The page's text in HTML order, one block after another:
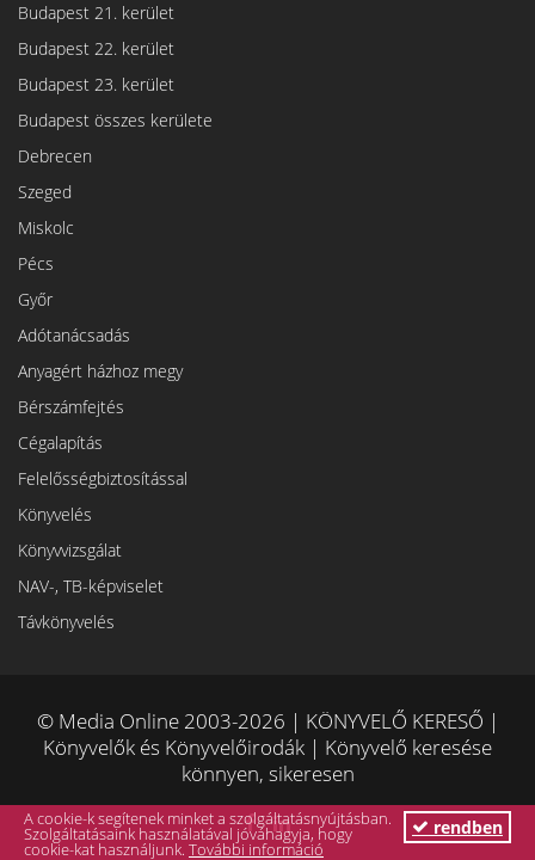
Budapest 21. kerület
Budapest 22. kerület
Budapest 23. kerület
Budapest összes kerülete
Debrecen
Szeged
Miskolc
Pécs
Győr
Adótanácsadás
Anyagért házhoz megy
Bérszámfejtés
Cégalapítás
Felelősségbiztosítással
Könyvelés
Könyvvizsgálat
NAV-, TB-képviselet
Távkönyvelés
© Media Online 2003-2026 | KÖNYVELŐ KERESŐ |
Könyvelők és Könyvelőirodák | Könyvelő keresése
könnyen, sikeresen
A cookie-k segítenek minket a szolgáltatásnyújtásban.
Szolgáltatásaink használatával jóváhagyja, hogy
cookie-kat használjunk. További információ
rendben